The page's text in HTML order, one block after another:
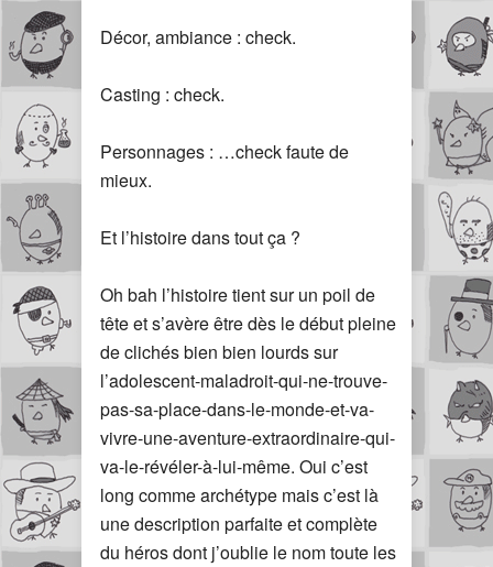
Décor, ambiance : check.
Casting : check.
Personnages : …check faute de
mieux.
Et l’histoire dans tout ça ?
Oh bah l’histoire tient sur un poil de
tête et s’avère être dès le début pleine
de clichés bien bien lourds sur
l’adolescent-maladroit-qui-ne-trouve-
pas-sa-place-dans-le-monde-et-va-
vivre-une-aventure-extraordinaire-qui-
va-le-révéler-à-lui-même. Oui c’est
long comme archétype mais c’est là
une description parfaite et complète
du héros dont j’oublie le nom toute les